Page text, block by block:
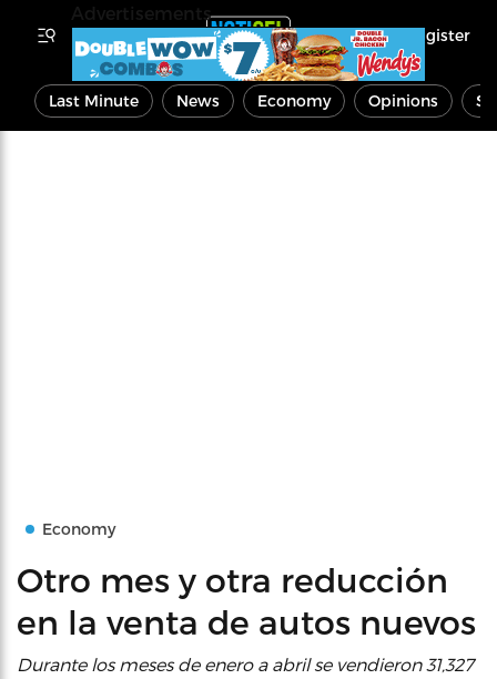
Register
Last Minute News Economy Opinions
Economy
Otro mes y otra reducción
en la venta de autos nuevos
Durante los meses de enero a abril se vendieron 31,327
Advertisements